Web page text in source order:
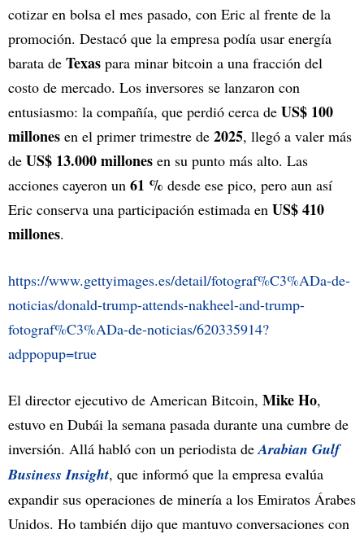
cotizar en bolsa el mes pasado, con Eric al frente de la
promoción. Destacó que la empresa podía usar energía
barata de Texas para minar bitcoin a una fracción del
costo de mercado. Los inversores se lanzaron con
entusiasmo: la compañía, que perdió cerca de US$ 100
millones en el primer trimestre de 2025, llegó a valer más
de US$ 13.000 millones en su punto más alto. Las
acciones cayeron un 61 % desde ese pico, pero aun así
Eric conserva una participación estimada en US$ 410
millones.
https://www.gettyimages.es/detail/fotograf%C3%ADa-de-
noticias/donald-trump-attends-nakheel-and-trump-
fotograf%C3%ADa-de-noticias/620335914?
adppopup=true
El director ejecutivo de American Bitcoin, Mike Ho,
estuvo en Dubái la semana pasada durante una cumbre de
inversión. Allá habló con un periodista de Arabian Gulf
Business Insight, que informó que la empresa evalúa
expandir sus operaciones de minería a los Emiratos Árabes
Unidos. Ho también dijo que mantuvo conversaciones con